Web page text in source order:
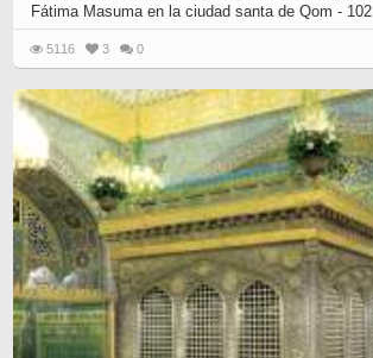
Fátima Masuma en la ciudad santa de Qom - 102
5116 3 0